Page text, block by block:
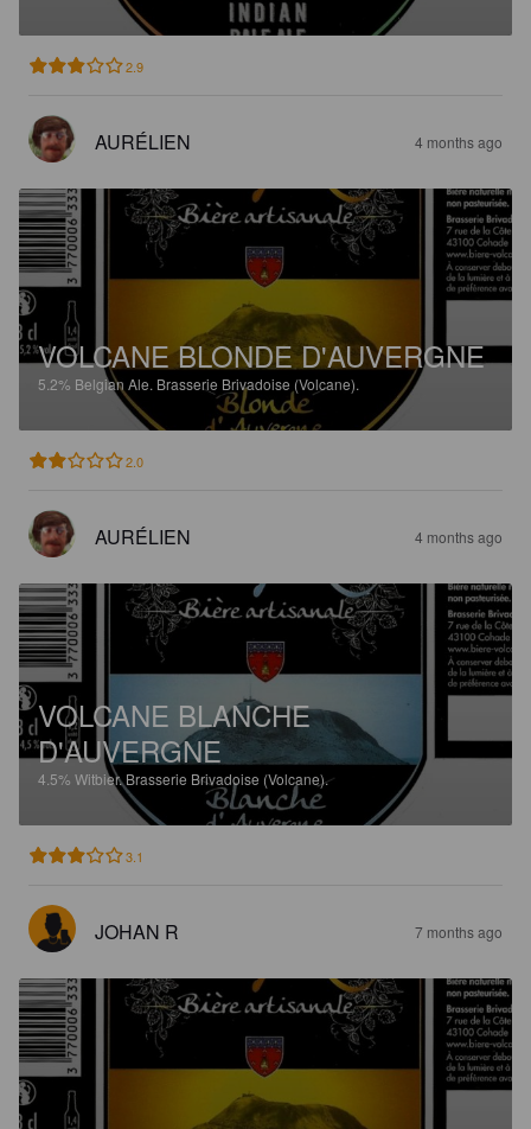
2.9
AURÉLIEN 4 months ago
VOLCANE BLONDE D'AUVERGNE
5.2% Belgian Ale. Brasserie Brivadoise (Volcane).
2.0
AURÉLIEN 4 months ago
VOLCANE BLANCHE
D'AUVERGNE
4.5% Witbier.Brasserie Brivadoise (Volcane).
3.1
JOHAN R 7 months ago